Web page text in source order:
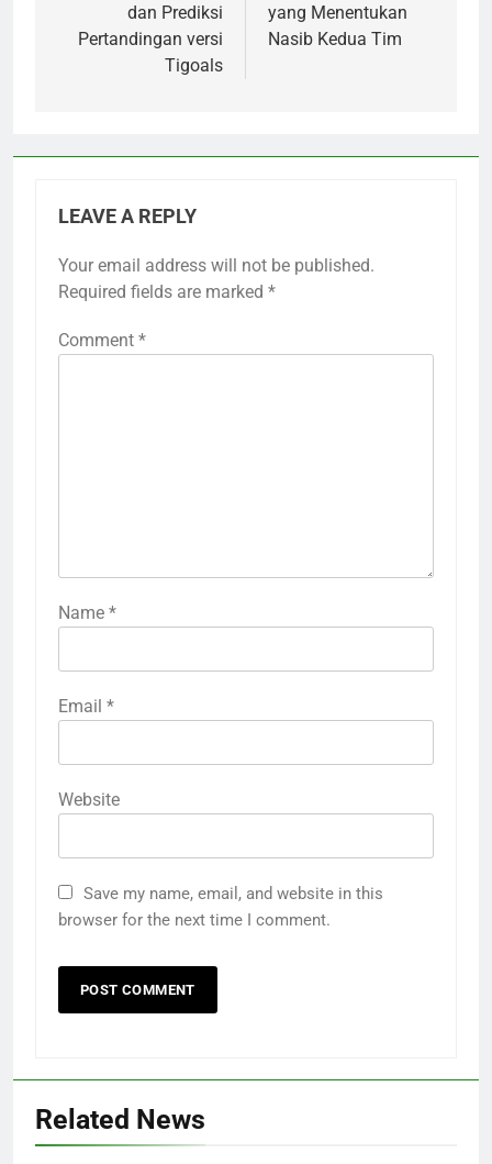
dan Prediksi
Pertandingan versi
Tigoals
yang Menentukan
Nasib Kedua Tim
LEAVE A REPLY
Your email address will not be published.
Required fields are marked *
Comment *
Name *
Email *
Website
Save my name, email, and website in this
browser for the next time I comment.
Related News